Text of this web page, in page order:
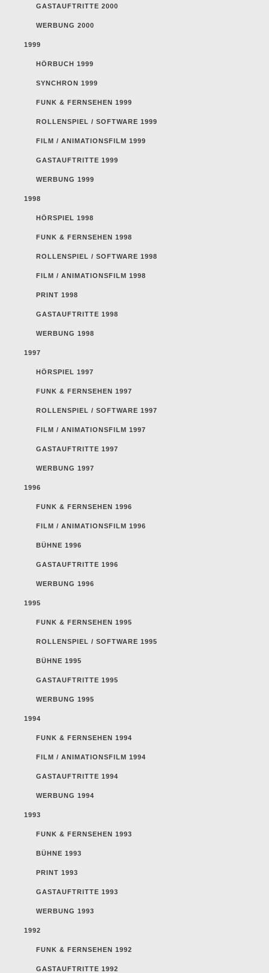
GASTAUFTRITTE 2000
WERBUNG 2000
1999
HÖRBUCH 1999
SYNCHRON 1999
FUNK & FERNSEHEN 1999
ROLLENSPIEL / SOFTWARE 1999
FILM / ANIMATIONSFILM 1999
GASTAUFTRITTE 1999
WERBUNG 1999
1998
HÖRSPIEL 1998
FUNK & FERNSEHEN 1998
ROLLENSPIEL / SOFTWARE 1998
FILM / ANIMATIONSFILM 1998
PRINT 1998
GASTAUFTRITTE 1998
WERBUNG 1998
1997
HÖRSPIEL 1997
FUNK & FERNSEHEN 1997
ROLLENSPIEL / SOFTWARE 1997
FILM / ANIMATIONSFILM 1997
GASTAUFTRITTE 1997
WERBUNG 1997
1996
FUNK & FERNSEHEN 1996
FILM / ANIMATIONSFILM 1996
BÜHNE 1996
GASTAUFTRITTE 1996
WERBUNG 1996
1995
FUNK & FERNSEHEN 1995
ROLLENSPIEL / SOFTWARE 1995
BÜHNE 1995
GASTAUFTRITTE 1995
WERBUNG 1995
1994
FUNK & FERNSEHEN 1994
FILM / ANIMATIONSFILM 1994
GASTAUFTRITTE 1994
WERBUNG 1994
1993
FUNK & FERNSEHEN 1993
BÜHNE 1993
PRINT 1993
GASTAUFTRITTE 1993
WERBUNG 1993
1992
FUNK & FERNSEHEN 1992
GASTAUFTRITTE 1992